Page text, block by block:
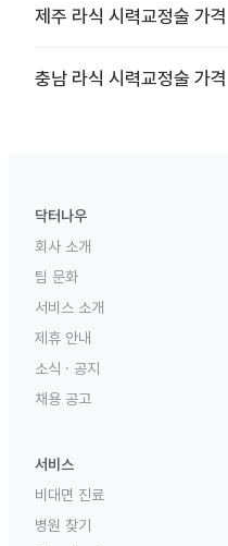
제주 라식 시력교정술 가격
충남 라식 시력교정술 가격
닥터나우
회사 소개
팀 문화
서비스 소개
제휴 안내
소식 · 공지
채용 공고
서비스
비대면 진료
병원 찾기